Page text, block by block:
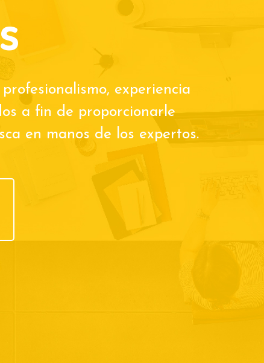
experiencia
a fin de proporcionarle
en manos de los expertos.